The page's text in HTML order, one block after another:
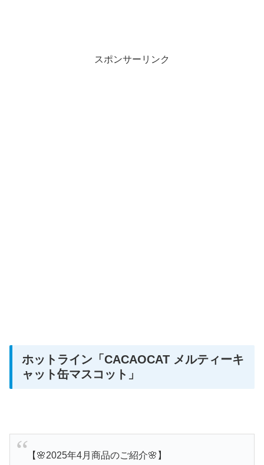
スポンサーリンク
ホットライン 「CACAOCAT メルティーキ
ャット缶マスコット」
【🌸2025年4月商品のご紹介🌸】